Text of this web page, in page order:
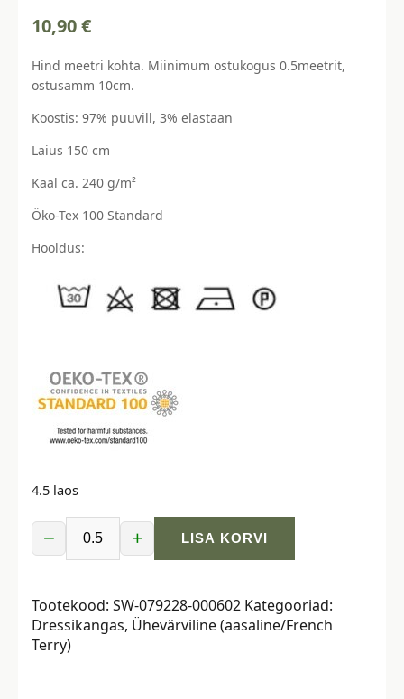
10,90€
Hind meetri kohta. Miinimum ostukogus 0.5meetrit,
ostusamm 10cm.
Koostis: 97% puuvill, 3% elastaan
Laius 150 cm
Kaal ca. 240 g/m²
Öko-Tex 100 Standard
Hooldus:
4.5 laos
−
Dressikangas,
aasaline
kiiviroheline
kogus
+ LISA KORVI
Tootekood: SW-079228-000602 Kategooriad:
Dressikangas, Ühevärviline (aasaline/French
Terry)